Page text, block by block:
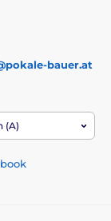
bauer.at
(A)